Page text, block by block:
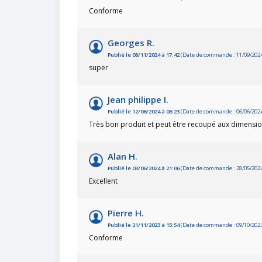
Conforme
Georges R.
Publié le 08/11/2024 à 17:42(Date de commande : 11/09/
super
Jean philippe I.
Publié le 12/06/2024 à 06:23(Date de commande : 06/06/
Très bon produit et peut être recoupé aux
Alan H.
Publié le 03/06/2024 à 21:06(Date de commande : 28/05/
Excellent
Pierre H.
Publié le 21/11/2023 à 15:54(Date de commande : 09/10/
Conforme